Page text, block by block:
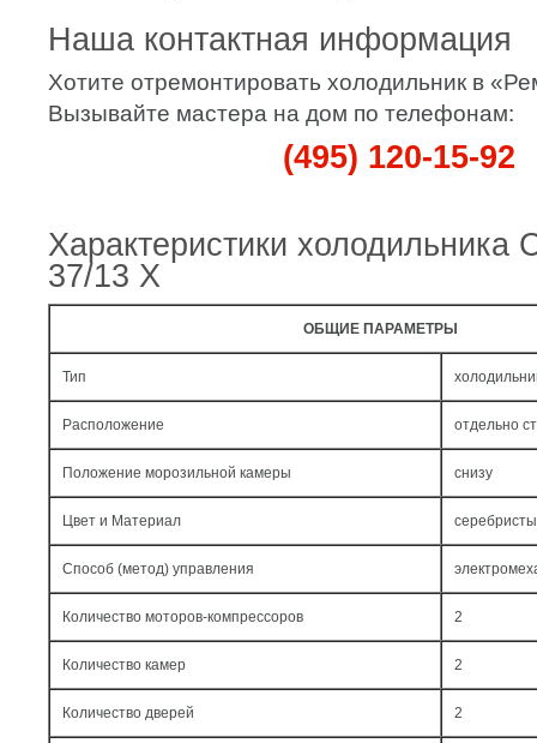
Наша контактная информация
Хотите отремонтировать холодильник в
Вызывайте мастера на дом по телефонам:
(495) 120-15-92
Характеристики холодильника
37/13 X
ОБЩИЕ ПАРАМЕТРЫ
Тип
Расположение отдельно
Положение морозильной камеры снизу
Цвет и Материал
Способ (метод) управления
Количество моторов-компрессоров 2
Количество камер 2
Количество дверей 2